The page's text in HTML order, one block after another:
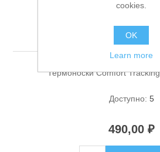
Термоноски
Tracking
Термоноски Comfort
Доступно: 5
490,00 ₽
cookies.
OK
Learn more